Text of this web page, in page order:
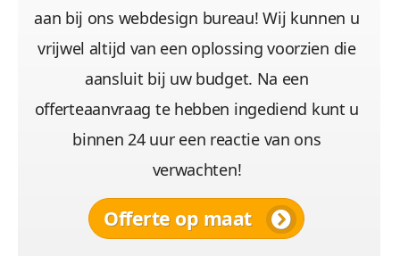
aan bij ons webdesign bureau! Wij kunnen u
vrijwel altijd van een oplossing voorzien die
aansluit bij uw budget. Na een
offerteaanvraag te hebben ingediend kunt u
binnen 24 uur een reactie van ons
verwachten!
Offerte op maat